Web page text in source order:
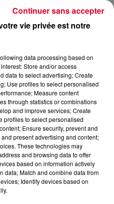
vie privée est notre
data processing based on
Store and/or access
data to select advertising; Create
Use profiles to select personalised
Measure content
through statistics or combinations
and improve services; Create
profiles to select personalised
Ensure security, prevent and
present advertising and content;
These technologies may
and browsing data to offer
based on information actively
data; Match and combine data from
Identify devices based on
Continuer sans accepter